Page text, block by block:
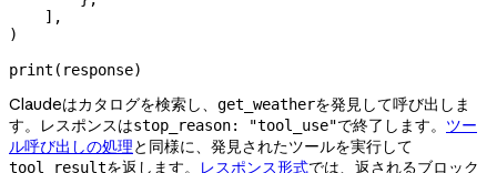
    ],
)
print (response)
Claudeはカタログを検索し、 get_weatherを発見して呼び出しま
す。レスポンスはstop_reason: "tool_use"で終了します。 ツー
ル呼び出しの処理と同様に、発見されたツールを実行して
tool_resultを返します。 レスポンス形式では、返されるブロック